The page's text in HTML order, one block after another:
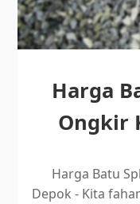
Harga
Ongkir
Harga Batu
Depok - Kita